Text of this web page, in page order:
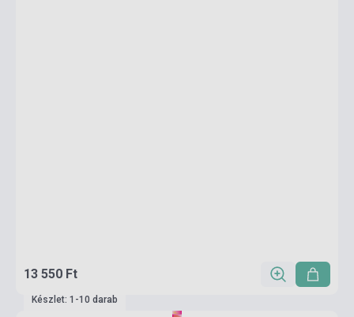
13 550 Ft
Készlet: 1-10 darab